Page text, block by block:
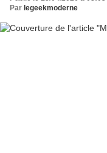
Par legeekmoderne